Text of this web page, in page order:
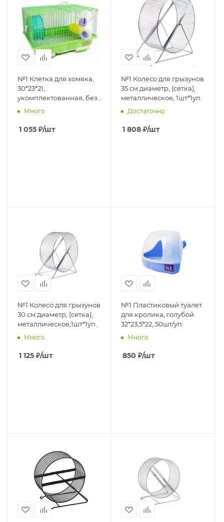
№1 Клетка для хомяка,
30*23*21,
укомплектованная, без
дома, цвета в
Много
1 055 ₽/шт
№1 Колесо для грызунов
35 см диаметр, (сетка),
металлическое, 1шт*1уп.
Достаточно
1 808 ₽/шт
№1 Колесо для грызунов
30 см диаметр, (сетка),
металлическое,1шт*1уп.
Много
1 125 ₽/шт
№1 Пластиковый туалет
для кролика, голубой
32*23,5*22, 50шт/уп
Много
850 ₽/шт